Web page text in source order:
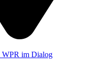
WPR im Dialog